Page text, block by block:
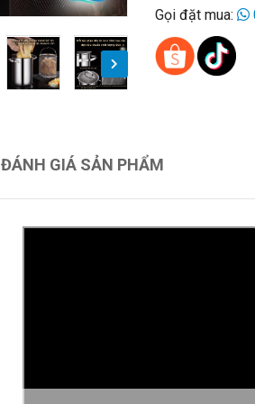
Gọi đặt mua:
ĐÁNH GIÁ SẢN PHẨM